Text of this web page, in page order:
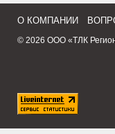
О КОМПАНИИ
© 2026 ООО «ТЛК